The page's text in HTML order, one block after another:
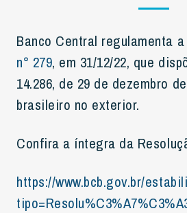
Banco Central regulamenta a
n° 279, em 31/12/22, que
14.286, de 29 de dezembro
brasileiro no exterior.
Confira a íntegra da
https://www.bcb.gov.br/